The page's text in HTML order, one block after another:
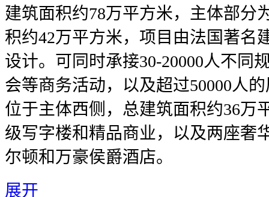
建筑面积约78万平方米，主体部分
积约42万平方米，项目由法国著名
设计。可同时承接30-20000人不同
会等商务活动，以及超过50000人
位于主体西侧，总建筑面积约36万
级写字楼和精品商业，以及两座奢
尔顿和万豪侯爵酒店。
展开